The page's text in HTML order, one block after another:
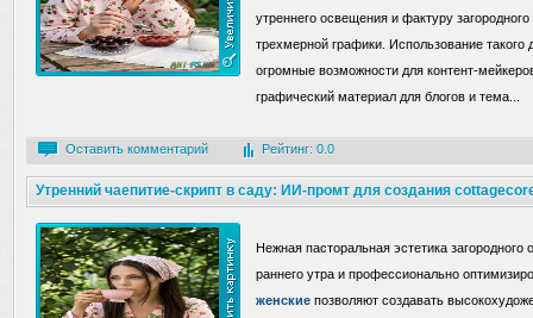
утреннего освещения и фактуру
трехмерной графики. Использование такого
огромные возможности для контент-
графический материал для блогов и тема
Оставить комментарий Рейтинг: 0.0
Утренний чаепитие-скрипт в саду: ИИ-промт для создания
Нежная пасторальная эстетика
раннего утра и профессионально
женские позволяют создавать